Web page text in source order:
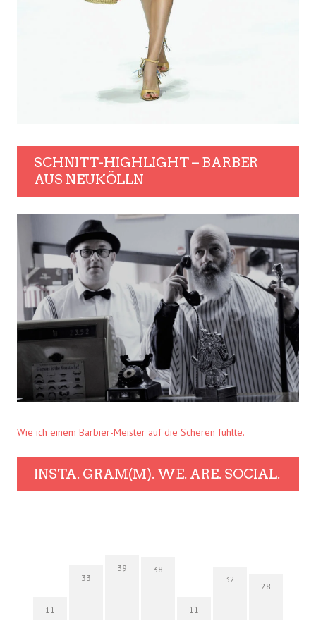
SCHNITT-HIGHLIGHT – BARBER
AUS NEUKÖLLN
Wie ich einem Barbier-Meister auf die Scheren fühlte.
INSTA. GRAM(M). WE. ARE. SOCIAL.
11
33
39 38
11
32
28